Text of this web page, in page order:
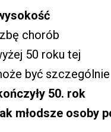
chorób
50 roku tej
być szczególnie
50. rok
młodsze osoby